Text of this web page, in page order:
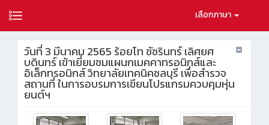
เลือกภาษา
วันที่ 3 มีนาคม 2565 ร้อยโท ชัชรินทร์ เลิศยศ
บดินทร์ เข้าเยี่ยมชมแผนกเมคคาทรอนิกส์และ
อิเล็กทรอนิกส์ วิทยาลัยเทคนิคชลบุรี เพื่อสำรวจ
สถานที่ ในการอบรมการเขียนโปรแกรมควบคุมหุ่น
ยนต์ฯ